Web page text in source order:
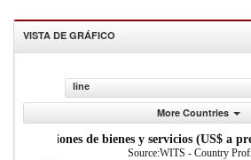
VISTA DE GRÁFICO
line
More Countries
Exportaciones de bienes y servicios (US$ a
Source:WITS - Country